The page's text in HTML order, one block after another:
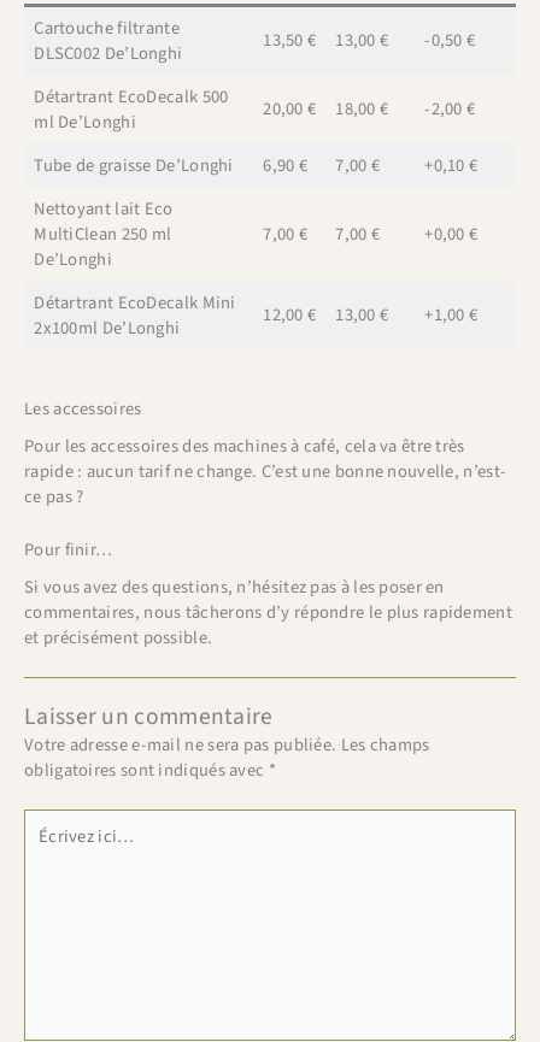
Cartouche filtrante
DLSC002 De’Longhi
13,50 € 13,00 € -0,50 €
Détartrant EcoDecalk 500
ml De’Longhi
20,00 € 18,00 € -2,00 €
Tube de graisse De’Longhi 6,90 € 7,00 €
+0,10 €
Nettoyant lait Eco
MultiClean 250 ml
De’Longhi
7,00 € 7,00 € +0,00 €
Détartrant EcoDecalk Mini
2x100ml De’Longhi
12,00 € 13,00 € +1,00 €
Les accessoires
Pour les accessoires des machines à café, cela va être très
rapide : aucun tarif ne change. C’est une bonne nouvelle, n’est-
ce pas ?
Pour finir…
Si vous avez des questions, n’hésitez pas à les poser en
commentaires, nous tâcherons d’y répondre le plus rapidement
et précisément possible.
Laisser un commentaire
Votre adresse e-mail ne sera pas publiée. Les champs
obligatoires sont indiqués avec *
Écrivez
ici…